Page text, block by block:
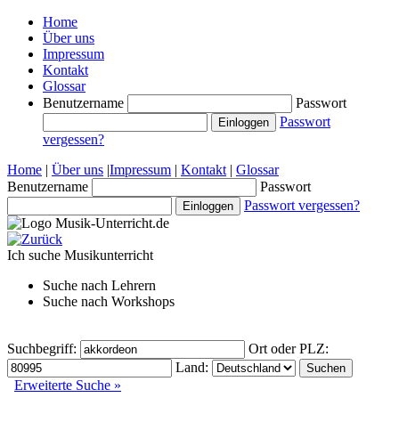
Home
Über uns
Impressum
Kontakt
Glossar
Benutzername
Passwort
Passwort
vergessen?
Home | Über uns |Impressum | Kontakt | Glossar
Benutzername
Passwort
Passwort vergessen?
Ich suche Musikunterricht
Suche nach Lehrern
Suche nach Workshops
Suchbegriff:
Ort oder PLZ:
Land:
Erweiterte Suche »